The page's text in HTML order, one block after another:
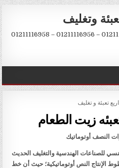
وتغليف
تعبئة و تغليف
زيت الطعام
النصف أوتوماتيك
للصناعات الهندسية والتغليف الحديث
الإنتاج النص أوتوماتيكية؛ حيث أن خط